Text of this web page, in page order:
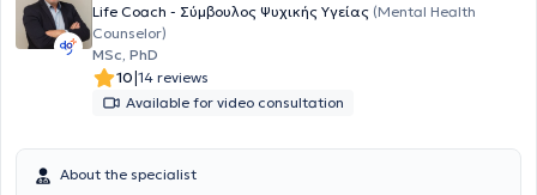
Life Coach - Σύμβουλος Ψυχικής Υγείας (Mental Health
Counselor)
MSc, PhD
10|14 reviews
Available for video consultation
About the specialist